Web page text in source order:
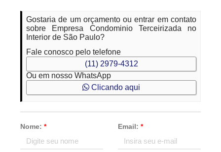
Gostaria de um orçamento ou entrar em contato
sobre Empresa Condominio Terceirizada no
Interior de São Paulo?
Fale conosco pelo telefone
(11) 2979-4312
Ou em nosso WhatsApp
Clicando aqui
Nome:* Email: *